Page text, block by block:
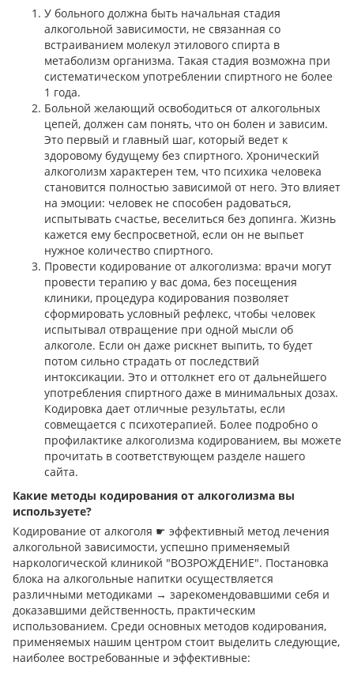
У больного должна быть начальная стадия
алкогольной зависимости, не связанная со
встраиванием молекул этилового спирта в
метаболизм организма. Такая стадия возможна при
систематическом употреблении спиртного не более
1 года.
Больной желающий освободиться от алкогольных
цепей, должен сам понять, что он болен и зависим.
Это первый и главный шаг, который ведет к
здоровому будущему без спиртного. Хронический
алкоголизм характерен тем, что психика человека
становится полностью зависимой от него. Это влияет
на эмоции: человек не способен радоваться,
испытывать счастье, веселиться без допинга. Жизнь
кажется ему беспросветной, если он не выпьет
нужное количество спиртного.
Провести кодирование от алкоголизма: врачи могут
провести терапию у вас дома, без посещения
клиники, процедура кодирования позволяет
сформировать условный рефлекс, чтобы человек
испытывал отвращение при одной мысли об
алкоголе. Если он даже рискнет выпить, то будет
потом сильно страдать от последствий
интоксикации. Это и оттолкнет его от дальнейшего
употребления спиртного даже в минимальных дозах.
Кодировка дает отличные результаты, если
совмещается с психотерапией. Более подробно о
профилактике алкоголизма кодированием, вы можете
прочитать в соответствующем разделе нашего
сайта.
Какие методы кодирования от алкоголизма вы
используете?
Кодирование от алкоголя ☛ эффективный метод лечения
алкогольной зависимости, успешно применяемый
наркологической клиникой "ВОЗРОЖДЕНИЕ". Постановка
блока на алкогольные напитки осуществляется
различными методиками → зарекомендовавшими себя и
доказавшими действенность, практическим
использованием. Среди основных методов кодирования,
применяемых нашим центром стоит выделить следующие,
наиболее востребованные и эффективные: